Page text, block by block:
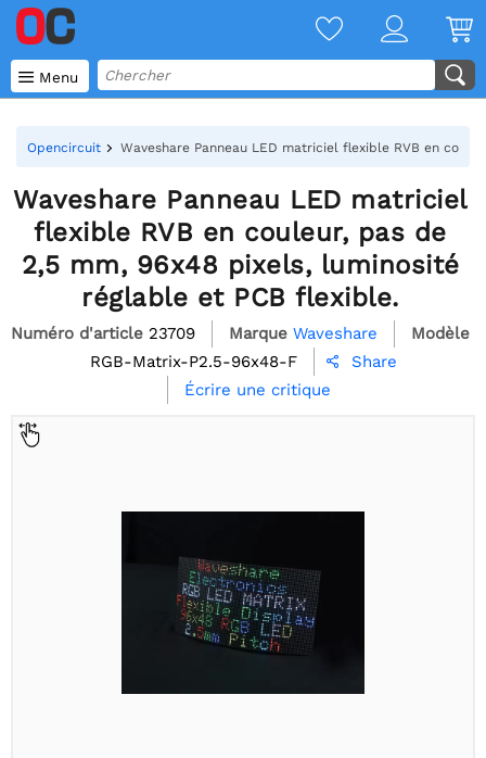
 Menu
Opencircuit Waveshare Panneau LED matriciel flexible RVB en
Waveshare Panneau LED matriciel
flexible RVB en couleur, pas de
2,5 mm, 96x48 pixels, luminosité
réglable et PCB flexible.
Numéro d'article 23709 Marque Waveshare
Modèle
RGB-Matrix-P2.5-96x48-F

Share
Écrire une critique